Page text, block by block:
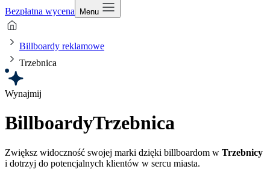
Bezpłatna wycena Menu
Billboardy reklamowe
Trzebnica
Wynajmij
BillboardyTrzebnica
Zwiększ widoczność swojej marki dzięki billboardom w Trzebnicy
i dotrzyj do potencjalnych klientów w sercu miasta.